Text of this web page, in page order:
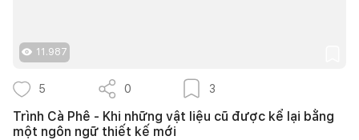
11.987
5 0 3
Trình Cà Phê - Khi những vật liệu cũ được kể lại bằng
một ngôn ngữ thiết kế mới